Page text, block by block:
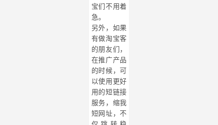
宝们不用着
急。
另外，如果
有做淘宝客
的朋友们，
在推广产品
的时候，可
以使用更好
用的短链接
服务 ，缩我
短网址，不